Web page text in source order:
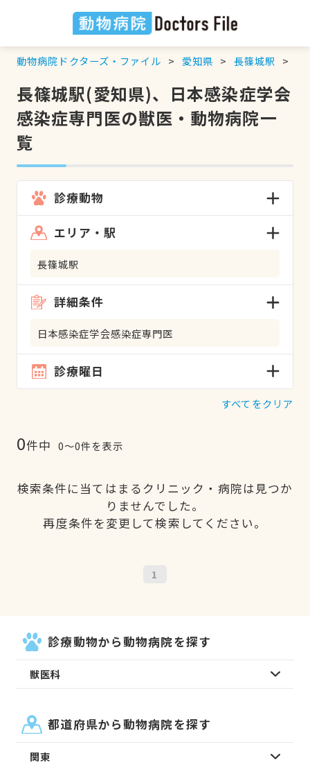
動物病院ドクターズ・ファイル 愛知県 長篠城駅
長篠城駅(愛知県)、日本感染症学会
感染症専門医の獣医・動物病院一
覧
診療動物
エリア・駅
長篠城駅
詳細条件
日本感染症学会感染症専門医
診療曜日
すべてをクリア
0件中 0〜0件を表示
検索条件に当てはまるクリニック・病院は見つか
りませんでした。
再度条件を変更して検索してください。
1
診療動物から動物病院を探す
獣医科
都道府県から動物病院を探す
関東